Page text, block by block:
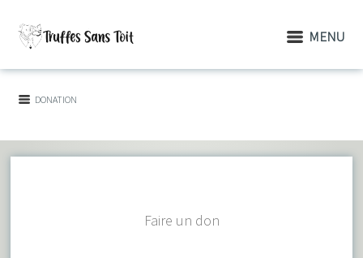
MENU
DONATION
Faire un don